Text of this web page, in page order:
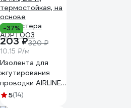
-37%
203 ₽320 ₽
10.15 ₽/м
Изолента для
жгутирования
проводки AIRLINE
19 мм, 20 м,
5(14)